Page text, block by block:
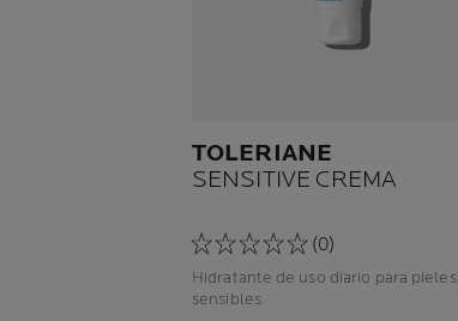
TOLERIANE
SENSITIVE CREMA
(0)
Hidratante de uso diario para pieles
sensibles.